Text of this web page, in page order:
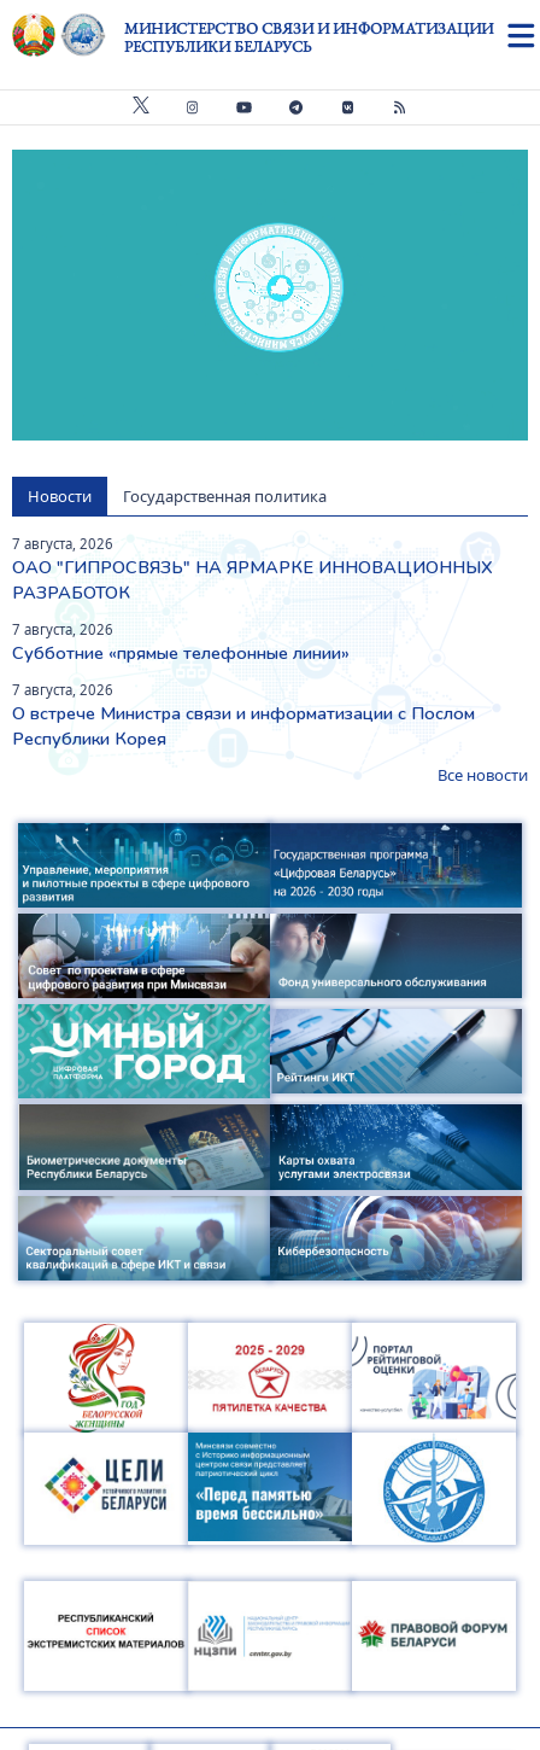
Перейти к основному содержанию
МИНИСТЕРСТВО СВЯЗИ И ИНФОРМАТИЗАЦИИ
РЕСПУБЛИКИ БЕЛАРУСЬ
Новости Государственная политика
7 августа, 2026
ОАО "ГИПРОСВЯЗЬ" НА ЯРМАРКЕ ИННОВАЦИОННЫХ
РАЗРАБОТОК
7 августа, 2026
Субботние «прямые телефонные линии»
7 августа, 2026
О встрече Министра связи и информатизации с Послом
Республики Корея
Все новости